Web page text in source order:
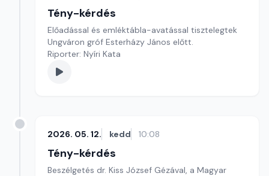
Tény-kérdés
Előadással és emléktábla-avatással tisztelegtek
Ungváron gróf Esterházy János előtt.
Riporter: Nyíri Kata
2026. 05. 12. kedd 10:08
Tény-kérdés
Beszélgetés dr. Kiss József Gézával, a Magyar